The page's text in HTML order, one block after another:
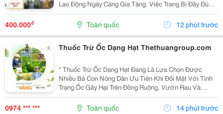
Lao Động Ngày Càng Gia Tăng. Việc Trang Bị Đầy Đủ
Thiết Bị Bảo Hộ Lao Động Tại Ninh Bình Đạt Chuẩn Giúp
Bảo Vệ Người Lao Động Trước Các Rủi Ro, Nâng...
400.000₫ Toàn quốc 12 phút trước
Thuốc Trừ Ốc Dạng Hạt Thethuangroup.com
" Thuốc Trừ Ốc Dạng Hạt Đang Là Lựa Chọn Được
Nhiều Bà Con Nông Dân Ưu Tiên Khi Đối Mặt Với Tình
Trạng Ốc Gây Hại Trên Đồng Ruộng, Vườn Rau Và
Nhiều Loại Cây Trồng Khác. Sự Phát Triển Mạnh Của
Các Loài Ốc, Đặc Biệt Là Ốc Bươu Vàng, Có Thể Khiến
0974 *** *** Toàn quốc 14 phút trước